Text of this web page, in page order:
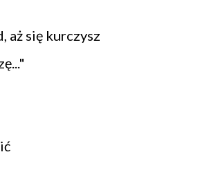
aż się kurczysz